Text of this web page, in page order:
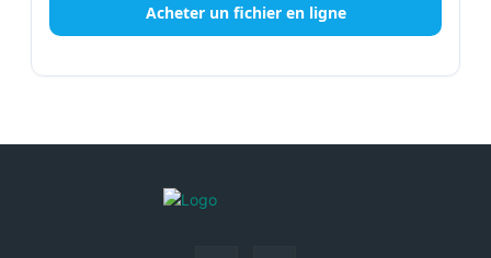
Acheter un fichier en ligne